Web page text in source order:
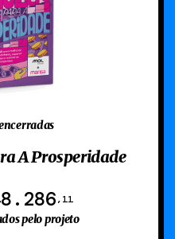
A Prosperidade
,11
pelo projeto